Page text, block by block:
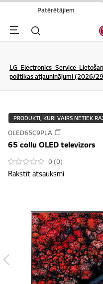
Patērētājiem
Menu Meklēt
LG Electronics Service
politikas atjauninājumi (2026/
PRODUKTI, KURI VAIRS NETIEK
OLED65C9PLA
65 collu OLED televizors
0 (0)
Rakstīt atsauksmi